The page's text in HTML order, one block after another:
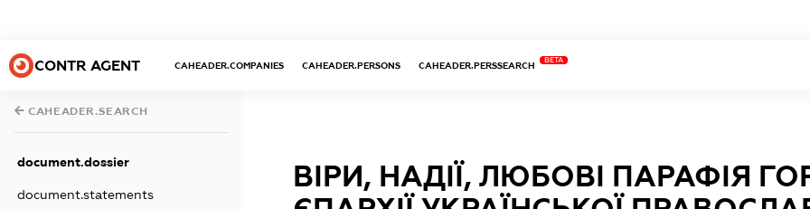
CONTR AGENT CAHEADER.COMPANIES CAHEADER.PERSONS CAHEADER.PERSSEARCH
BETA
CAHEADER.SEARCH
document.dossier
document.statements
ВІРИ, НАДІЇ, ЛЮБОВІ ПАРАФІЯ